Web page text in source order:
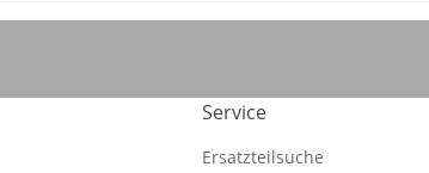
Service
Ersatzteilsuche